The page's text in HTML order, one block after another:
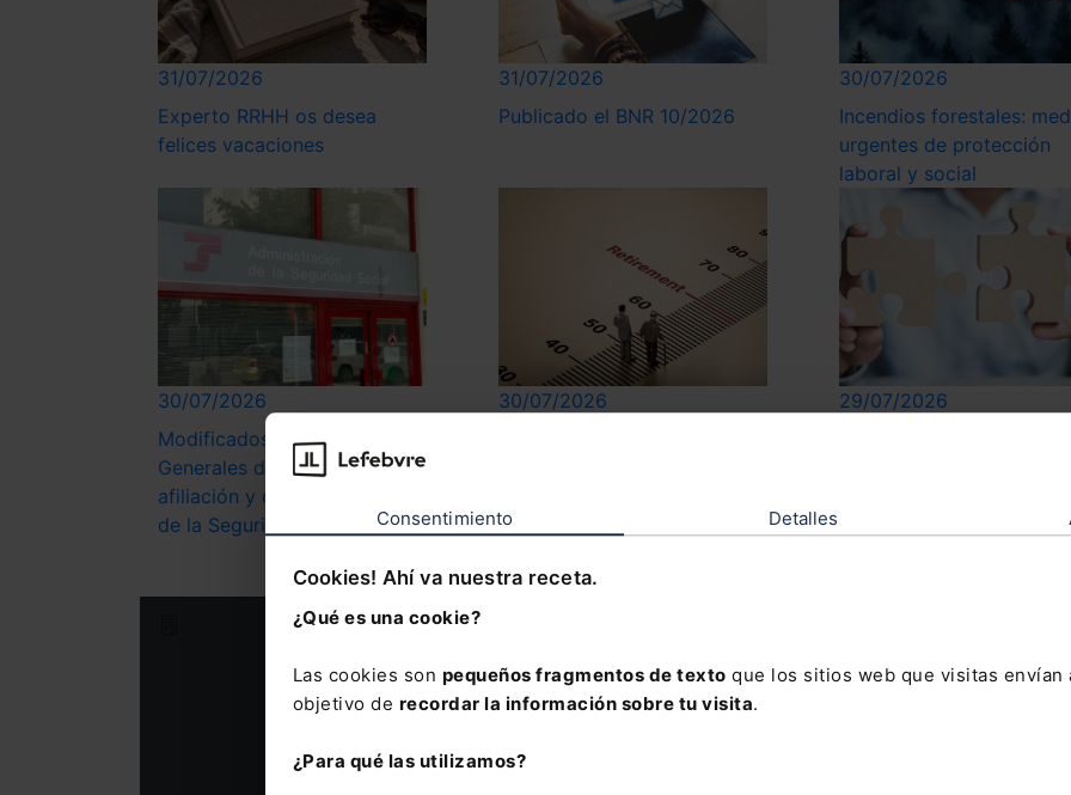
Consentimiento Detalles
Cookies! Ahí va nuestra receta.
¿Qué es una cookie?
Las cookies son pequeños fragmentos de texto que los sitios web que visitas
objetivo de recordar la información sobre tu visita.
¿Para qué las utilizamos?
31/07/2026
Experto RRHH os desea
felices vacaciones
31/07/2026
Publicado el BNR 10/2026
30/07/2026
Incendios forestales:
urgentes de protección
laboral y social
30/07/2026
Modificados los Reglamentos
Generales de inscripción y
afiliación y de Recaudación
de la Seguridad Social
30/07/2026
discapacidad
29/07/2026
Suscríbete a nuestra Newsletter